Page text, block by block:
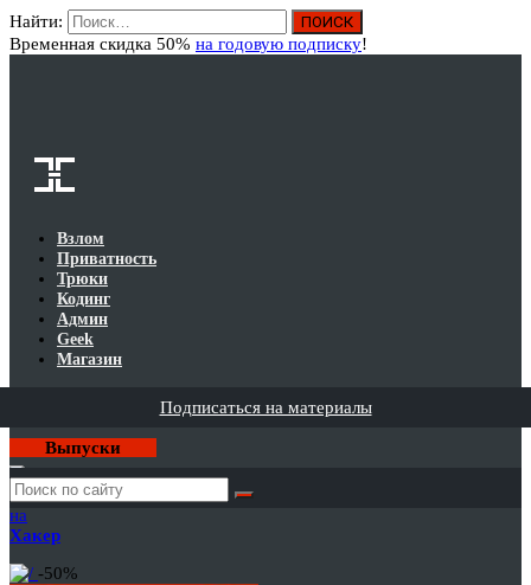
Найти:
Временная скидка 50% на годовую подписку!
Взлом
Приватность
Трюки
Кодинг
Админ
Geek
Магазин
Подписаться на материалы
Выпуски
Годовая
подписка
на
Хакер
-50%